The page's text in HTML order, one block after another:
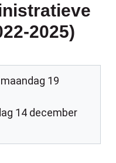
2025)
maandag 19
14 december